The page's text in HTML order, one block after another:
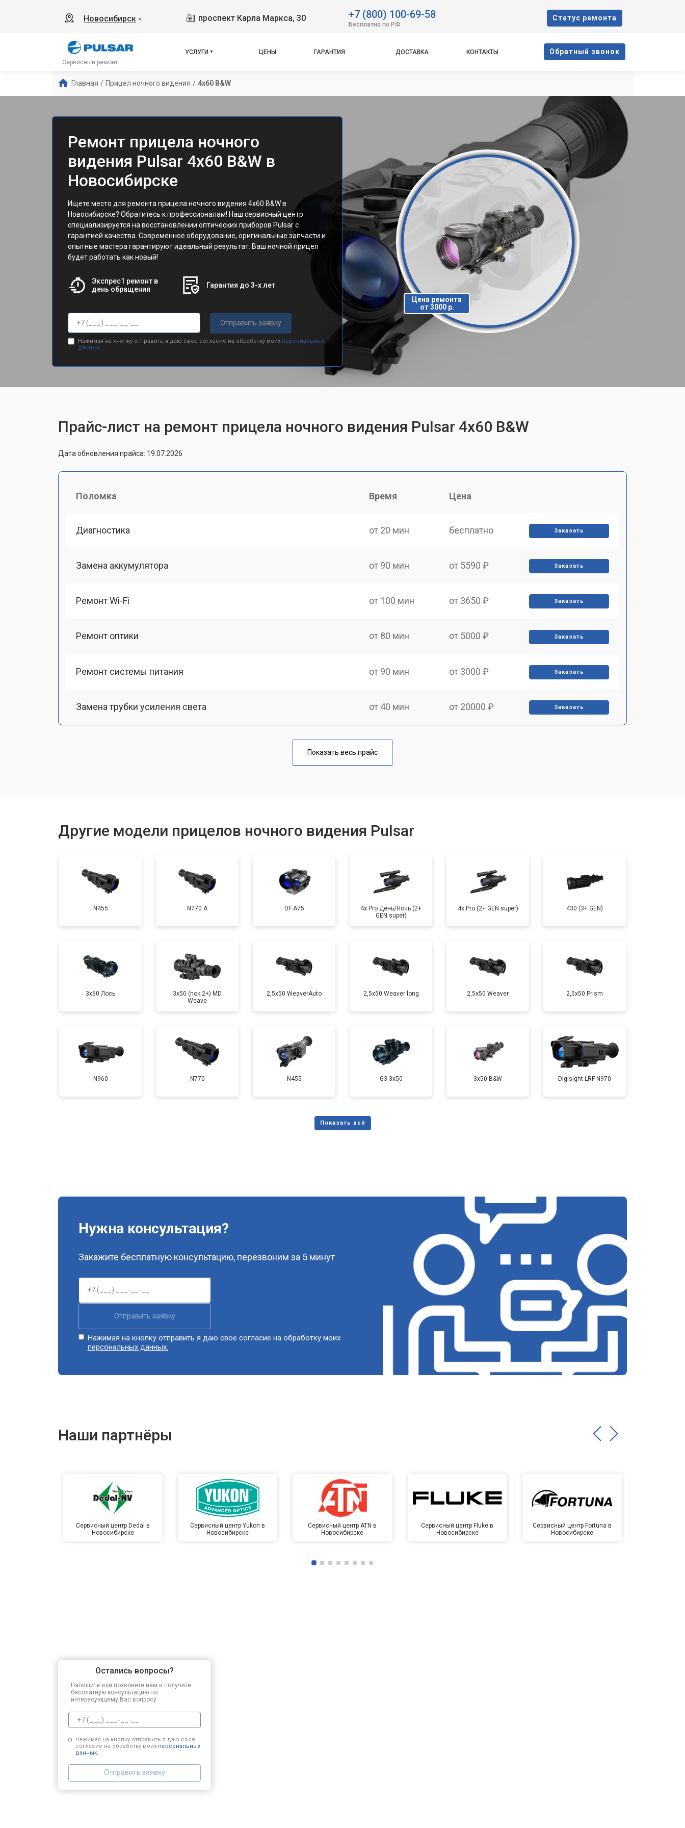
Новосибирск ▼ проспект Карла Маркса, 30 +7 (800) 100-69-58
Бесплатно по РФ
Cтатус ремонта
Сервисный ремонт
УСЛУГИ ЦЕНЫ ГАРАНТИЯ ДОСТАВКА КОНТАКТЫ Oбратный звонок
Главная / Прицел ночного видения / 4x60 B&W
Ремонт прицела ночного
видения Pulsar 4x60 B&W в
Новосибирске
Ищете место для ремонта прицела ночного видения 4x60 B&W в
Новосибирске? Обратитесь к профессионалам! Наш сервисный центр
специализируется на восстановлении оптических приборов Pulsar с
гарантией качества. Современное оборудование, оригинальные запчасти и
опытные мастера гарантируют идеальный результат. Ваш ночной прицел
будет работать как новый!
Экспрес1 ремонт в
день обращения
Гарантия до 3-х лет
Отправить заявку
Нажимая на кнопку отправить я даю свое согласие на обработку моих персональных
данных.
Цена ремонта
от 3000 р.
Прайс-лист на ремонт прицела ночного видения Pulsar 4x60 B&W
Дата обновления прайса: 19.07.2026
Поломка Время Цена
Диагностика от 20 мин бесплатно Заказать
Замена аккумулятора от 90 мин от 5590 ₽ Заказать
Ремонт Wi-Fi от 100 мин от 3650 ₽ Заказать
Ремонт оптики от 80 мин от 5000 ₽ Заказать
Ремонт системы питания от 90 мин от 3000 ₽ Заказать
Замена трубки усиления света от 40 мин от 20000 ₽ Заказать
от 100 мин
Показать весь прайс
Другие модели прицелов ночного видения Pulsar
N455 N770 А DF A75
4x Pro День/Ночь (2+
GEN super)
4x Pro (2+ GEN super) 430 (3+ GEN)
3x60 Лось
3x50 (пок.2+) MD
Weave
2,5x50 WeaverAuto 2,5x50 Weaver long 2,5x50 Weaver 2,5x50 Prism
N960 N770 N455 G3 3x50 3x50 B&W Digisight LRF N970
Нужна консультация?
Закажите бесплатную консультацию, перезвоним за 5 минут
Отправить заявку
Нажимая на кнопку отправить я даю свое согласие на обработку моих
персональных данных.
Наши партнёры
Сервисный центр Dedal в
Новосибирске
Сервисный центр Yukon в
Новосибирске
Сервисный центр ATN в
Новосибирске
Сервисный центр Fluke в
Новосибирске
Сервисный центр Fortuna в
Новосибирске
Остались вопросы?
Напишите или позвоните нам и получите
бесплатную консультацию по
интересующему Вас вопросу.
Нажимая на кнопку отправить я даю свое
согласие на обработку моих персональных
данных.
Отправить заявку